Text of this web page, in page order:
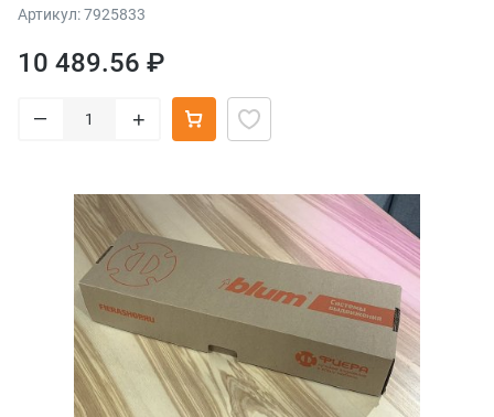
Артикул: 7925833
10 489.56 ₽
– +